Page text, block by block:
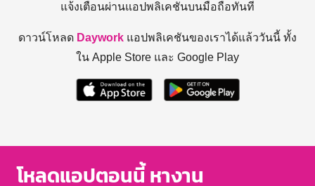
แจ้งเตือนผ่านแอปพลิเคชันบนมือถือทันที
ดาวน์โหลด Daywork แอปพลิเคชันของเราได้แล้ววันนี้ ทั้ง
ใน Apple Store และ Google Play
โหลดแอปตอนนี้ หางาน